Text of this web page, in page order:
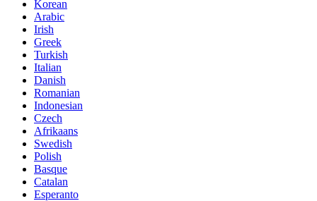
Korean
Arabic
Irish
Greek
Turkish
Italian
Danish
Romanian
Indonesian
Czech
Afrikaans
Swedish
Polish
Basque
Catalan
Esperanto